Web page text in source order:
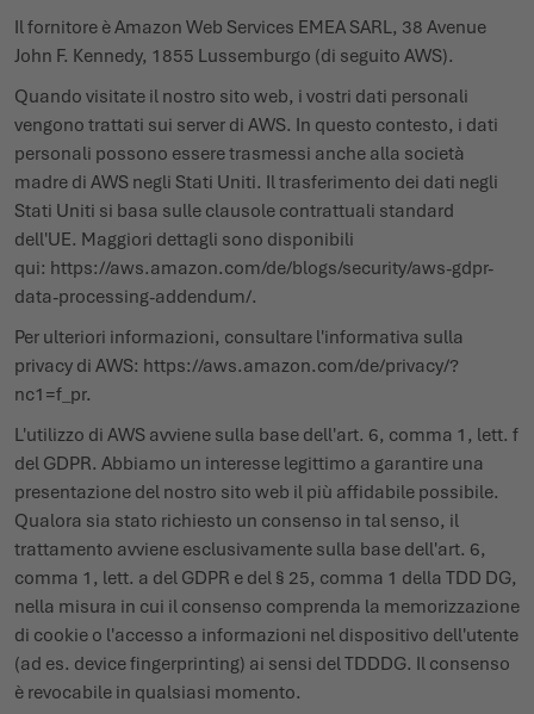
Il fornitore è Amazon Web Services EMEA SARL, 38 Avenue
John F. Kennedy, 1855 Lussemburgo (di seguito AWS).
Quando visitate il nostro sito web, i vostri dati personali
vengono trattati sui server di AWS. In questo contesto, i dati
personali possono essere trasmessi anche alla società
madre di AWS negli Stati Uniti. Il trasferimento dei dati negli
Stati Uniti si basa sulle clausole contrattuali standard
dell'UE. Maggiori dettagli sono disponibili
qui: https://aws.amazon.com/de/blogs/security/aws-gdpr-
data-processing-addendum/.
Per ulteriori informazioni, consultare l'informativa sulla
privacy di AWS: https://aws.amazon.com/de/privacy/?
nc1=f_pr.
L'utilizzo di AWS avviene sulla base dell'art. 6, comma 1, lett. f
del GDPR. Abbiamo un interesse legittimo a garantire una
presentazione del nostro sito web il più affidabile possibile.
Qualora sia stato richiesto un consenso in tal senso, il
trattamento avviene esclusivamente sulla base dell'art. 6,
comma 1, lett. a del GDPR e del § 25, comma 1 della TDD DG,
nella misura in cui il consenso comprenda la memorizzazione
di cookie o l'accesso a informazioni nel dispositivo dell'utente
(ad es. device fingerprinting) ai sensi del TDDDG. Il consenso
è revocabile in qualsiasi momento.